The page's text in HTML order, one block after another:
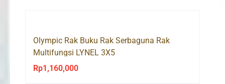
Olympic Rak Buku Rak Serbaguna Rak
Multifungsi LYNEL 3X5
Rp1,160,000